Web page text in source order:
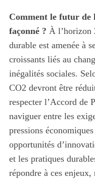
Comment le futur
façonné ? À l’horizon
durable est amenée à
croissants liés au
inégalités sociales.
CO2 devront être
respecter l’Accord de
naviguer entre les
pressions
opportunités
et les pratiques
répondre à ces enjeux,